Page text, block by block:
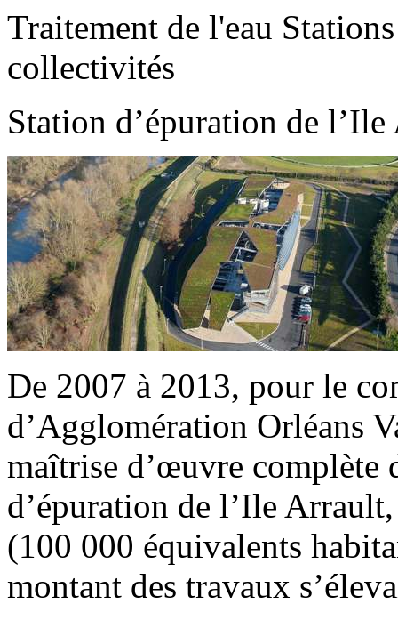
Traitement de l'eau
collectivités
Station d’épuration de
De 2007 à 2013, pour le
d’Agglomération Orléans
maîtrise d’œuvre complète
d’épuration de l’Ile
(100 000 équivalents
montant des travaux